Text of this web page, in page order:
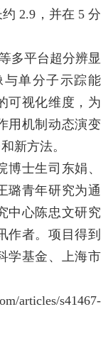
约2.9 ，并在 5分
多平台超分辨显
单分子示踪能
可视化维度，为
用机制动态演变
新方法。
士生司东娟、
璐青年研究为通
中心陈忠文研究
作者。项目得到
学基金、上海市
articles/s41467-